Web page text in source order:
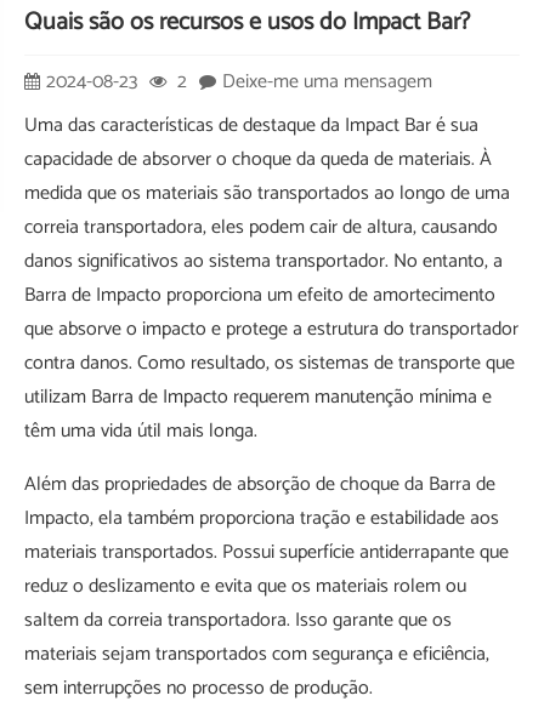
Quais são os recursos e usos do Impact Bar?
2024-08-23 2
Deixe-me uma mensagem
Uma das características de destaque da Impact Bar é sua
capacidade de absorver o choque da queda de materiais. À
medida que os materiais são transportados ao longo de uma
correia transportadora, eles podem cair de altura, causando
danos significativos ao sistema transportador. No entanto, a
Barra de Impacto proporciona um efeito de amortecimento
que absorve o impacto e protege a estrutura do transportador
contra danos. Como resultado, os sistemas de transporte que
utilizam Barra de Impacto requerem manutenção mínima e
têm uma vida útil mais longa.
Além das propriedades de absorção de choque da Barra de
Impacto, ela também proporciona tração e estabilidade aos
materiais transportados. Possui superfície antiderrapante que
reduz o deslizamento e evita que os materiais rolem ou
saltem da correia transportadora. Isso garante que os
materiais sejam transportados com segurança e eficiência,
sem interrupções no processo de produção.